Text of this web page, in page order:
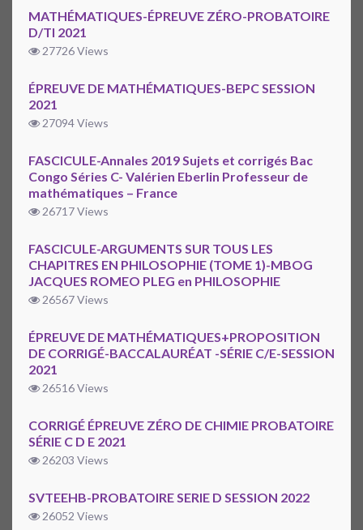
MATHÉMATIQUES-ÉPREUVE ZÉRO-PROBATOIRE
D/TI 2021
27726 Views
ÉPREUVE DE MATHÉMATIQUES-BEPC SESSION
2021
27094 Views
FASCICULE-Annales 2019 Sujets et corrigés Bac
Congo Séries C- Valérien Eberlin Professeur de
mathématiques – France
26717 Views
FASCICULE-ARGUMENTS SUR TOUS LES
CHAPITRES EN PHILOSOPHIE (TOME 1)-MBOG
JACQUES ROMEO PLEG en PHILOSOPHIE
26567 Views
ÉPREUVE DE MATHÉMATIQUES+PROPOSITION
DE CORRIGÉ-BACCALAURÉAT -SÉRIE C/E-SESSION
2021
26516 Views
CORRIGÉ ÉPREUVE ZÉRO DE CHIMIE PROBATOIRE
SÉRIE C D E 2021
26203 Views
SVTEEHB-PROBATOIRE SERIE D SESSION 2022
26052 Views